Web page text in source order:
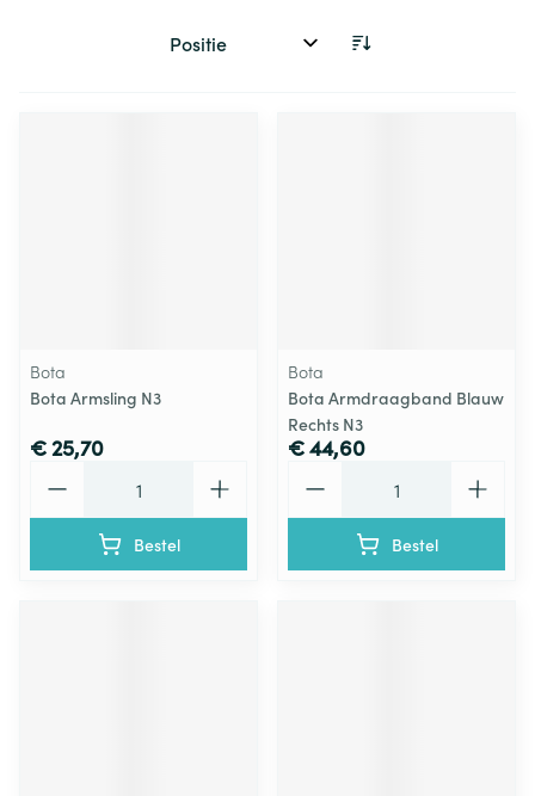
Sorteer op:
Bota
Bota Armsling N3
€ 25,70
Bestel
Bota
Bota Armdraagband Blauw
Rechts N3
€ 44,60
Bestel